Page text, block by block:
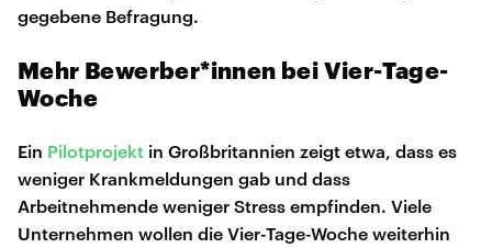
gegebene Befragung.
Mehr Bewerber*innen bei Vier-Tage-
Woche
Ein Pilotprojekt in Großbritannien zeigt etwa, dass es
weniger Krankmeldungen gab und dass
Arbeitnehmende weniger Stress empfinden. Viele
Unternehmen wollen die Vier-Tage-Woche weiterhin